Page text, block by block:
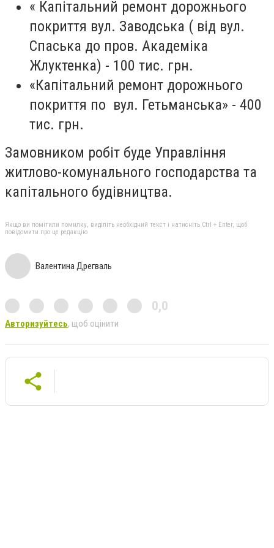
« Капітальний ремонт дорожнього
покриття вул. Заводська ( від вул.
Спаська до пров. Академіка
Жлуктенка) - 100 тис. грн.
«Капітальний ремонт дорожнього
покриття по вул. Гетьманська» - 400
тис. грн.
Замовником робіт буде Управління
житлово-комунального господарства та
капітального будівництва.
Якщо ви помітили помилку, виділіть необхідний текст і натисніть Ctrl + Enter, щоб
повідомити про це редакцію
Валентина Дрегваль
0,0
Авторизуйтесь, щоб оцінити